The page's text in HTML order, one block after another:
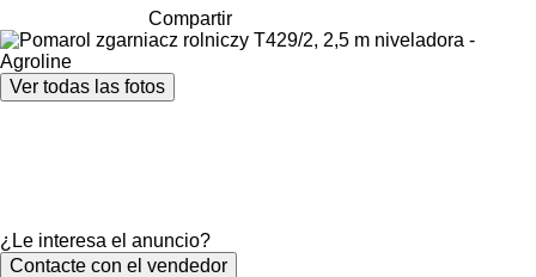
Compartir
Ver todas las fotos
¿Le interesa el anuncio?
Contacte con el vendedor